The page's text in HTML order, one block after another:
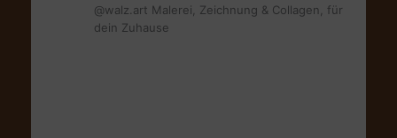
@walz.art Malerei, Zeichnung & Collagen, für
dein Zuhause